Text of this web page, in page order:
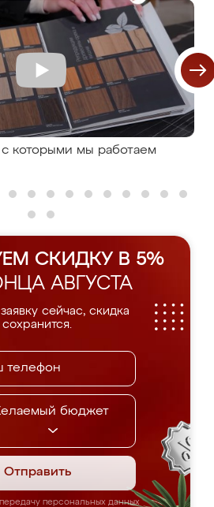
которыми мы работаем
СКИДКУ В 5%
АВГУСТА
сейчас, скидка
сохранится.
бюджет
Отправить
персональных данных